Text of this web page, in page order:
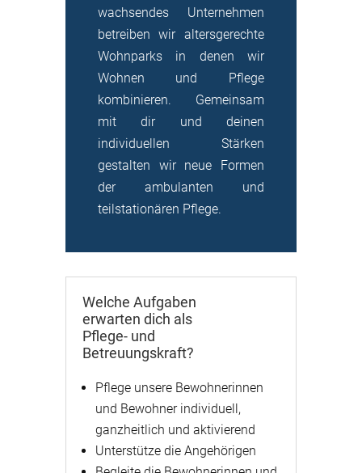
wachsendes Unternehmen
betreiben wir altersgerechte
Wohnparks in denen wir
Wohnen und Pflege
kombinieren. Gemeinsam
mit dir und deinen
individuellen Stärken
gestalten wir neue Formen
der ambulanten und
teilstationären Pflege.
Welche Aufgaben
erwarten dich als
Pflege- und
Betreuungskraft?
Pflege unsere Bewohnerinnen
und Bewohner individuell,
ganzheitlich und aktivierend
Unterstütze die Angehörigen